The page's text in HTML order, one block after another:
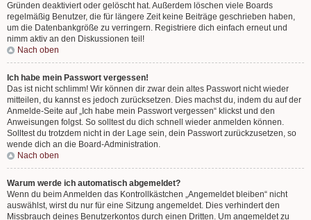
Gründen deaktiviert oder gelöscht hat. Außerdem löschen viele Boards
regelmäßig Benutzer, die für längere Zeit keine Beiträge geschrieben haben,
um die Datenbankgröße zu verringern. Registriere dich einfach erneut und
nimm aktiv an den Diskussionen teil!
Nach oben
Ich habe mein Passwort vergessen!
Das ist nicht schlimm! Wir können dir zwar dein altes Passwort nicht wieder
mitteilen, du kannst es jedoch zurücksetzen. Dies machst du, indem du auf der
Anmelde-Seite auf „Ich habe mein Passwort vergessen“ klickst und den
Anweisungen folgst. So solltest du dich schnell wieder anmelden können.
Solltest du trotzdem nicht in der Lage sein, dein Passwort zurückzusetzen, so
wende dich an die Board-Administration.
Nach oben
Warum werde ich automatisch abgemeldet?
Wenn du beim Anmelden das Kontrollkästchen „Angemeldet bleiben“ nicht
auswählst, wirst du nur für eine Sitzung angemeldet. Dies verhindert den
Missbrauch deines Benutzerkontos durch einen Dritten. Um angemeldet zu